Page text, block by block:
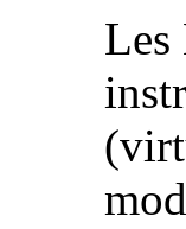
Les